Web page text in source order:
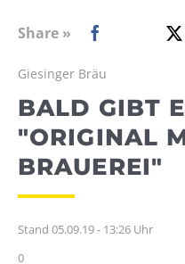
WEBRADIO
Share »
Giesinger Bräu
BALD GIBT
"ORIGINAL
BRAUEREI"
Stand 05.09.19 - 13:26 Uhr
0